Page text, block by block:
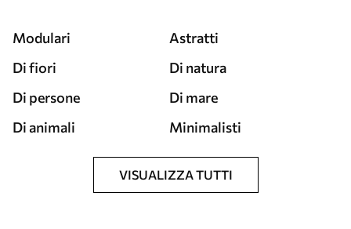
Modulari
Astratti
Di fiori
Di natura
Di persone
Di mare
Di animali
Minimalisti
VISUALIZZA TUTTI